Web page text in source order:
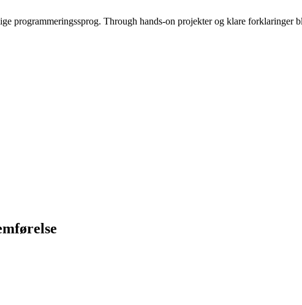
programmeringssprog. Through hands-on projekter og klare forklaringer